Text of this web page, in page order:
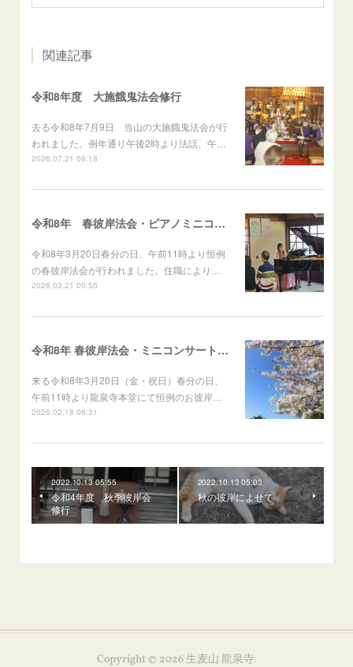
関連記事
令和8年度 大施餓鬼法会修行
去る令和8年7月9日 当山の大施餓鬼法会が行
われました。例年通り午後2時より法話、午…
2026.07.21 08:18
令和8年 春彼岸法会・ピアノミニコンサート
令和8年3月20日春分の日、午前11時より恒例
の春彼岸法会が行われました。住職により…
2026.03.21 00:55
令和8年 春彼岸法会・ミニコンサートのお知らせ
来る令和8年3月20日（金・祝日）春分の日、
午前11時より龍泉寺本堂にて恒例のお彼岸…
2026.02.18 06:31
2022.10.13 05:55
令和4年度 秋季彼岸会
修行
2022.10.13 05:03
秋の彼岸によせて
Copyright © 2026生麦山 龍泉寺.